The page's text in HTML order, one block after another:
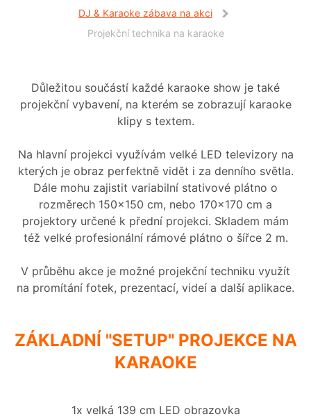
DJ & Karaoke zábava na akci
Projekční technika na karaoke
Důležitou součástí každé karaoke show je také
projekční vybavení, na kterém se zobrazují karaoke
klipy s textem.
Na hlavní projekci využívám velké LED televizory na
kterých je obraz perfektně vidět i za denního světla.
Dále mohu zajistit variabilní stativové plátno o
rozměrech 150x150 cm, nebo 170x170 cm a
projektory určené k přední projekci. Skladem mám
též velké profesionální rámové plátno o šířce 2 m.
V průběhu akce je možné projekční techniku využít
na promítání fotek, prezentací, videí a další aplikace.
ZÁKLADNÍ "SETUP" PROJEKCE NA
KARAOKE
1x velká 139 cm LED obrazovka